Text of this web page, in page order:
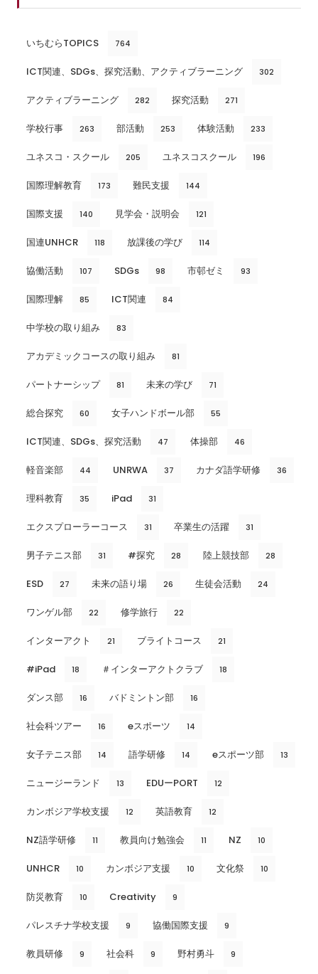
いちむらTOPICS 764
ICT関連、SDGs、探究活動、アクティブラーニング 302
アクティブラーニング 282 探究活動 271
学校行事 263 部活動 253 体験活動 233
ユネスコ・スクール 205 ユネスコスクール 196
国際理解教育 173 難民支援 144
国際支援 140 見学会・説明会 121
国連UNHCR 118 放課後の学び 114
協働活動 107 SDGs 98 市邨ゼミ 93
国際理解 85 ICT関連 84
中学校の取り組み 83
アカデミックコースの取り組み 81
パートナーシップ 81 未来の学び 71
総合探究 60 女子ハンドボール部 55
ICT関連、SDGs、探究活動 47 体操部 46
軽音楽部 44 UNRWA 37 カナダ語学研修 36
理科教育 35 iPad 31
エクスプローラーコース 31 卒業生の活躍 31
男子テニス部 31 #探究 28 陸上競技部 28
ESD 27 未来の語り場 26 生徒会活動 24
ワンゲル部 22 修学旅行 22
インターアクト 21 ブライトコース 21
#iPad 18 ＃インターアクトクラブ 18
ダンス部 16 バドミントン部 16
社会科ツアー 16 eスポーツ 14
女子テニス部 14 語学研修 14 eスポーツ部 13
ニュージーランド 13 EDUーPORT 12
カンボジア学校支援 12 英語教育 12
NZ語学研修 11 教員向け勉強会 11 NZ 10
UNHCR 10 カンボジア支援 10 文化祭 10
防災教育 10 Creativity 9
パレスチナ学校支援 9 協働国際支援 9
教員研修 9 社会科 9 野村勇斗 9